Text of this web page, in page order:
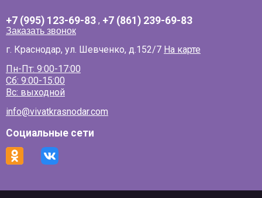
+7 (995) 123-69-83 , +7 (861) 239-69-83
Заказать звонок
г. Краснодар, ул. Шевченко, д.152/7 На карте
Пн-Пт: 9:00-17:00
Сб: 9:00-15:00
Вс: выходной
info@vivatkrasnodar.com
Социальные сети